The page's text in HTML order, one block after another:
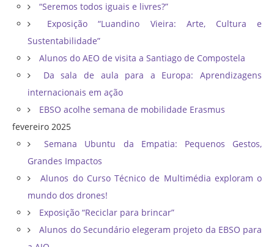
“Seremos todos iguais e livres?”
Exposição “Luandino Vieira: Arte, Cultura e
Sustentabilidade”
Alunos do AEO de visita a Santiago de Compostela
Da sala de aula para a Europa: Aprendizagens
internacionais em ação
EBSO acolhe semana de mobilidade Erasmus
fevereiro 2025
Semana Ubuntu da Empatia: Pequenos Gestos,
Grandes Impactos
Alunos do Curso Técnico de Multimédia exploram o
mundo dos drones!
Exposição “Reciclar para brincar”
Alunos do Secundário elegeram projeto da EBSO para